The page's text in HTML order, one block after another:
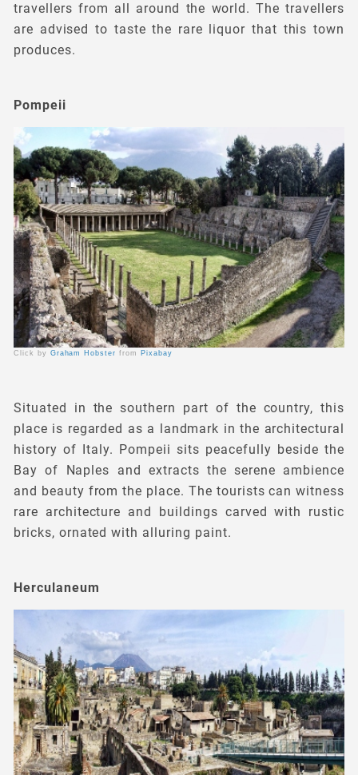
travellers from all around the world. The travellers
are advised to taste the rare liquor that this town
produces.
Click by Graham Hobsterfrom Pixabay
Pompeii
Situated in the southern part of the country, this
place is regarded as a landmark in the architectural
history of Italy. Pompeii sits peacefully beside the
Bay of Naples and extracts the serene ambience
and beauty from the place. The tourists can witness
rare architecture and buildings carved with rustic
bricks, ornated with alluring paint.
Herculaneum